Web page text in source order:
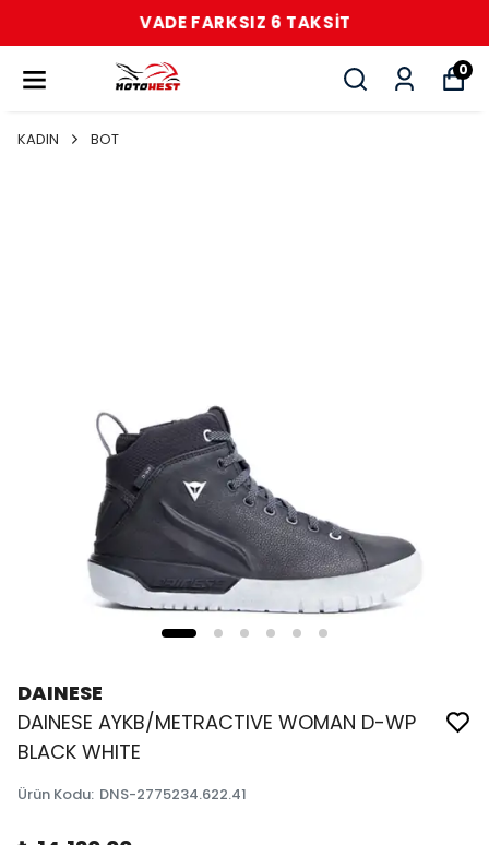
VADE FARKSIZ 6 TAKSİT
0
KADIN BOT
DAINESE
DAINESE AYKB/METRACTIVE WOMAN D-WP
BLACK WHITE
Ürün Kodu: DNS-2775234.622.41